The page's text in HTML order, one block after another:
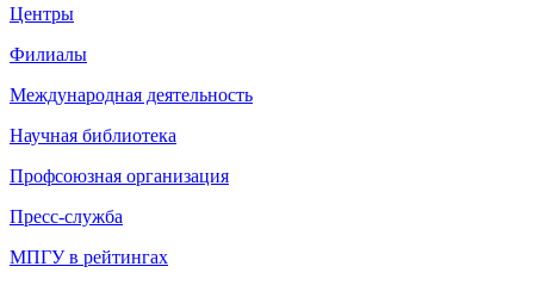
Центры
Филиалы
Международная деятельность
Научная библиотека
Профсоюзная организация
Пресс-служба
МПГУ в рейтингах